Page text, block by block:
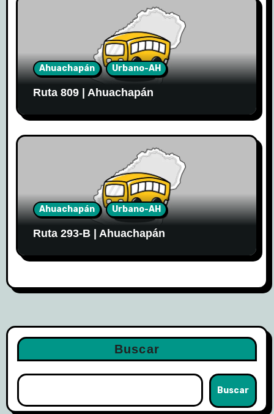
Ahuachapán Urbano-AH
Ruta 809 | Ahuachapán
Ahuachapán Urbano-AH
Ruta 293-B | Ahuachapán
Buscar
Buscar